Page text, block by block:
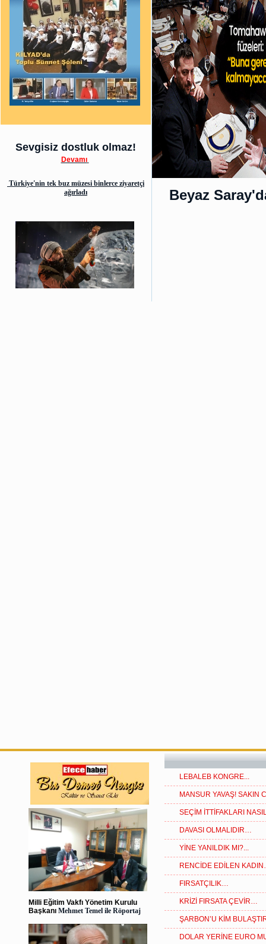
Sevgisiz dostluk olmaz!
Devamı
Türkiye'nin tek buz müzesi binlerce ziyaretçi
ağırladı
Beyaz
Milli Eğitim Vakfı Yönetim Kurulu
Başkanı Mehmet Temel ile Röportaj
LEBALEB KONGRE...
MANSUR YAVAŞ! SAKIN
SEÇİM İTTİFAKLARI
DAVASI OLMALIDIR…
YİNE YANILDIK MI?...
RENCİDE EDİLEN
FIRSATÇILIK…
KRİZİ FIRSATA ÇEVİR…
ŞARBON’U KİM
DOLAR YERİNE EURO